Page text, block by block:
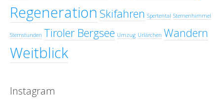
Regeneration Skifahren Spertental Sternenhimmel
Sternstunden Tiroler Bergsee Umzug Urlärchen Wandern
Weitblick
Instagram